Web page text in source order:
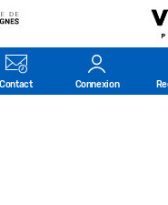
Contact Connexion